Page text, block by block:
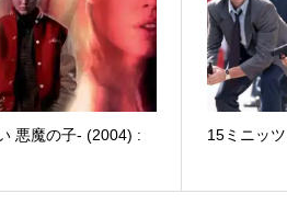
悪魔の子- (2004) :
15ミニッ